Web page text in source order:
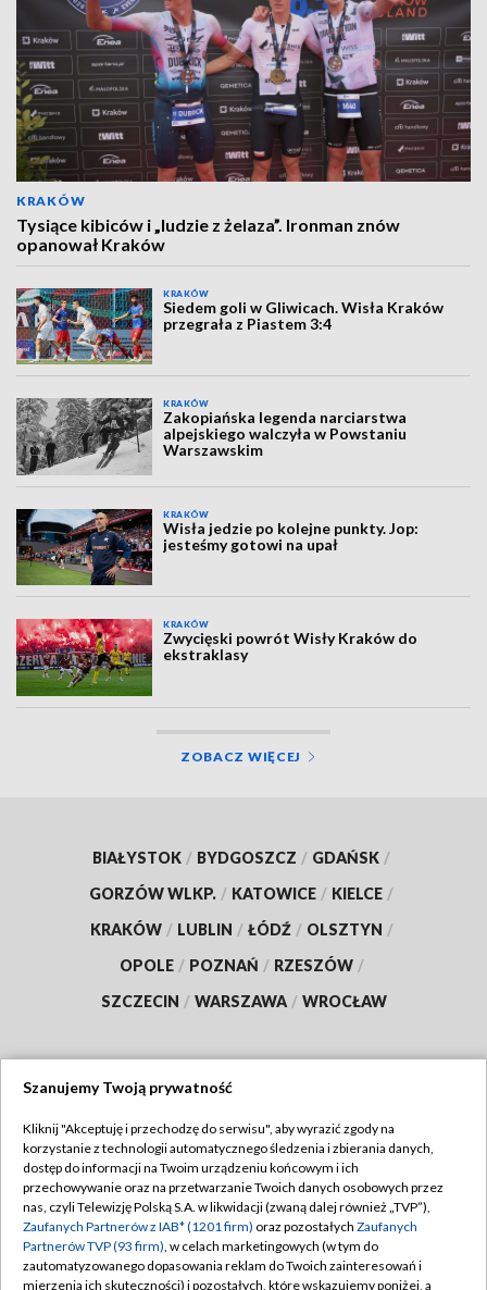
KRAKÓW
Tysiące kibiców i „ludzie z żelaza”. Ironman znów
opanował Kraków
KRAKÓW
Siedem goli w Gliwicach. Wisła Kraków
przegrała z Piastem 3:4
KRAKÓW
Zakopiańska legenda narciarstwa
alpejskiego walczyła w Powstaniu
Warszawskim
KRAKÓW
Wisła jedzie po kolejne punkty. Jop:
jesteśmy gotowi na upał
KRAKÓW
Zwycięski powrót Wisły Kraków do
ekstraklasy
ZOBACZ WIĘCEJ
BIAŁYSTOK / BYDGOSZCZ / GDAŃSK /
GORZÓW WLKP. / KATOWICE / KIELCE /
KRAKÓW / LUBLIN / ŁÓDŹ / OLSZTYN /
OPOLE / POZNAŃ / RZESZÓW /
SZCZECIN / WARSZAWA / WROCŁAW
TVP
Abonament TVP
Emisja w TVP
Centrum informacji TVP
Regulamin TVP
Polityka prywatności
Moje zgody
Szanujemy Twoją prywatność
Kliknij "Akceptuję i przechodzę do serwisu", aby wyrazić zgody na
korzystanie z technologii automatycznego śledzenia i zbierania danych,
dostęp do informacji na Twoim urządzeniu końcowym i ich
przechowywanie oraz na przetwarzanie Twoich danych osobowych przez
nas, czyli Telewizję Polską S.A. w likwidacji (zwaną dalej również „TVP”),
Zaufanych Partnerów z IAB* (1201 firm) oraz pozostałych Zaufanych
Partnerów TVP (93 firm), w celach marketingowych (w tym do
zautomatyzowanego dopasowania reklam do Twoich zainteresowań i
mierzenia ich skuteczności) i pozostałych, które wskazujemy poniżej, a